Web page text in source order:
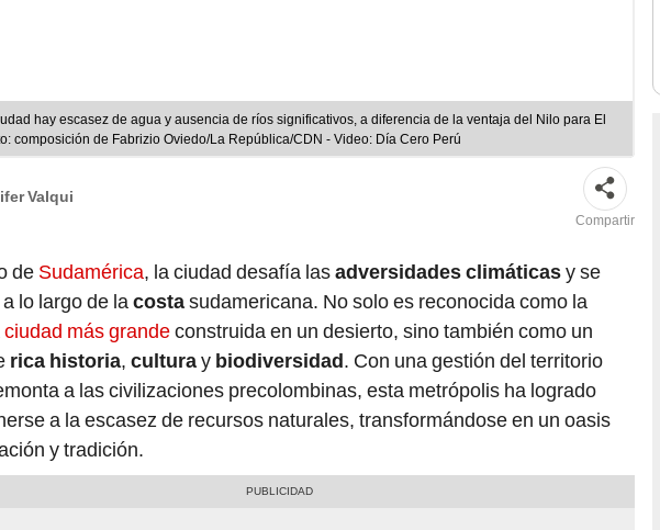
hay escasez de agua y ausencia de ríos significativos, a diferencia de la ventaja del Nilo para El
composición de Fabrizio Oviedo/La República/CDN - Video: Día Cero Perú
Valqui
Compartir
de Sudamérica, la ciudad desafía lasadversidades climáticasy se
lo largo de la costasudamericana. No solo es reconocida como la
ciudad más grandeconstruida en un desierto, sino también como un
rica historia, culturay biodiversidad. Con una gestión del territorio
a las civilizaciones precolombinas, esta metrópolis ha logrado
a la escasez de recursos naturales, transformándose en un oasis
y tradición.